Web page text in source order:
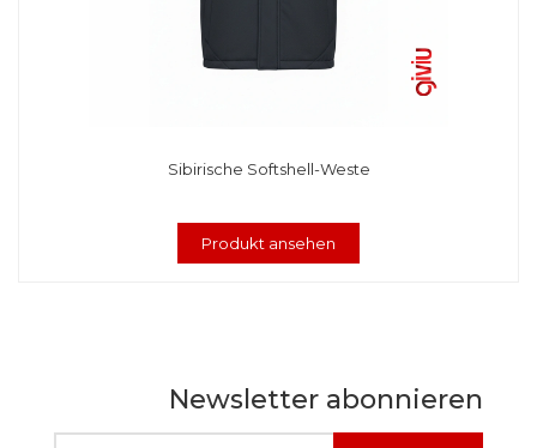
Sibirische Softshell-Weste
Produkt ansehen
Newsletter abonnieren